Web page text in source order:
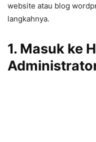
website atau blog
langkahnya.
1. Masuk ke